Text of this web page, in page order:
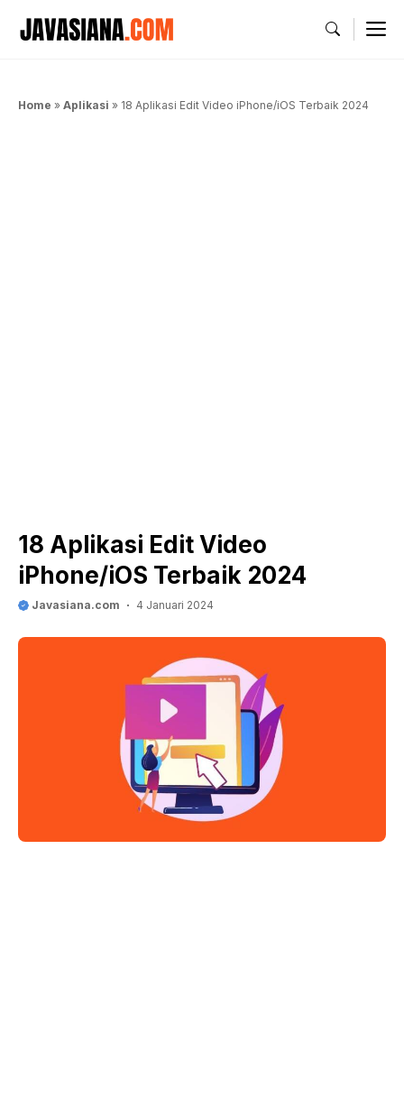
Home » Aplikasi » 18 Aplikasi Edit Video iPhone/iOS Terbaik 2024
18 Aplikasi Edit Video
iPhone/iOS Terbaik 2024
Javasiana.com 4 Januari 2024